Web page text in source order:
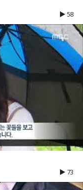
58
73